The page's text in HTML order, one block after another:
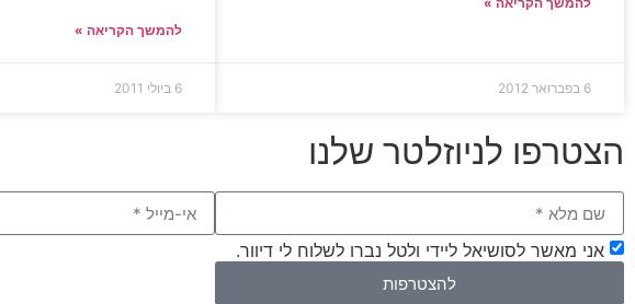
6 בפברואר 2012
להמשך הקריאה »
6 ביולי 2011
הצטרפו לניוזלטר שלנו
אני מאשר לסושיאל ליידי ולטל נברו לשלוח לי דיוור.
להצטרפות